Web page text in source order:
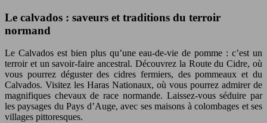
Le calvados : saveurs et traditions du terroir
normand
Le Calvados est bien plus qu’une eau-de-vie de pomme : c’est un
terroir et un savoir-faire ancestral. Découvrez la Route du Cidre, où
vous pourrez déguster des cidres fermiers, des pommeaux et du
Calvados. Visitez les Haras Nationaux, où vous pourrez admirer de
magnifiques chevaux de race normande. Laissez-vous séduire par
les paysages du Pays d’Auge, avec ses maisons à colombages et ses
villages pittoresques.